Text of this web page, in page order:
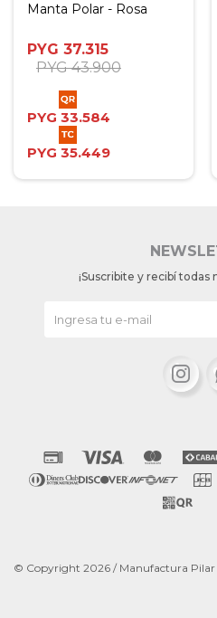
Manta Polar - Rosa
PYG 37.315
PYG 43.900
PYG 33.584
PYG 35.449
¡Suscribite y recibí todas

© Copyright 2026 / Manufactura Pilar